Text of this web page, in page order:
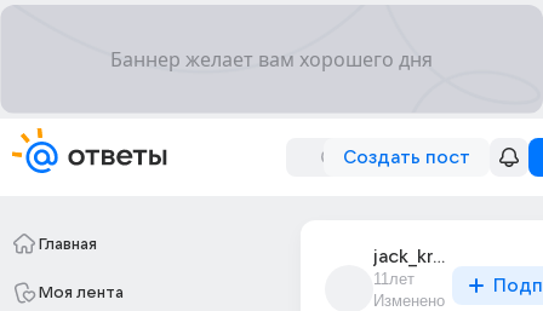
Создать пост
Главная
Моя лента
jack_krauser_9
11лет
Изменено